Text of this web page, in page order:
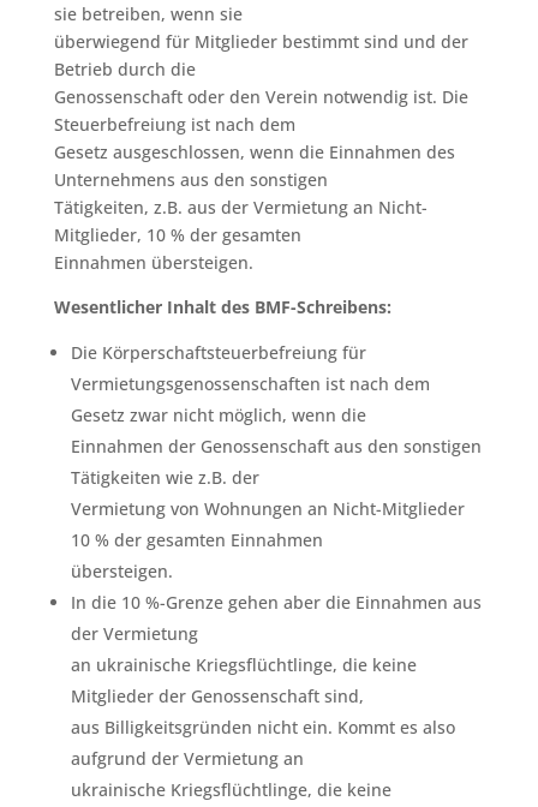
sie betreiben, wenn sie
überwiegend für Mitglieder bestimmt sind und der
Betrieb durch die
Genossenschaft oder den Verein notwendig ist. Die
Steuerbefreiung ist nach dem
Gesetz ausgeschlossen, wenn die Einnahmen des
Unternehmens aus den sonstigen
Tätigkeiten, z.B. aus der Vermietung an Nicht-
Mitglieder, 10 % der gesamten
Einnahmen übersteigen.
Wesentlicher Inhalt des BMF-Schreibens:
Die Körperschaftsteuerbefreiung für
Vermietungsgenossenschaften ist nach dem
Gesetz zwar nicht möglich, wenn die
Einnahmen der Genossenschaft aus den sonstigen
Tätigkeiten wie z.B. der
Vermietung von Wohnungen an Nicht-Mitglieder
10 % der gesamten Einnahmen
übersteigen.
In die 10 %-Grenze gehen aber die Einnahmen aus
der Vermietung
an ukrainische Kriegsflüchtlinge, die keine
Mitglieder der Genossenschaft sind,
aus Billigkeitsgründen nicht ein. Kommt es also
aufgrund der Vermietung an
ukrainische Kriegsflüchtlinge, die keine